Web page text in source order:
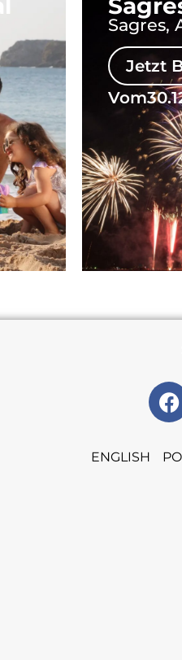
Sagres,
Jetzt
Vom
ENGLISH